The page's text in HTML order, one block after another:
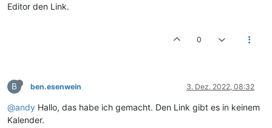
Editor den Link.
0
B ben.esenwein 3. Dez. 2022, 08:32
@andy Hallo, das habe ich gemacht. Den Link gibt es in keinem
Kalender.